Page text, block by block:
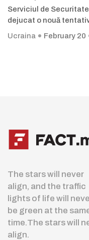
Serviciul de
dejucat o nouă
Ucraina
February 20
The stars will never
align, and the traffic
lights of life will
be green at the
time.The stars will
align.